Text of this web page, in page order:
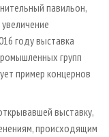
павильон,
году выставка
групп
пример концернов
выставку,
происходящим